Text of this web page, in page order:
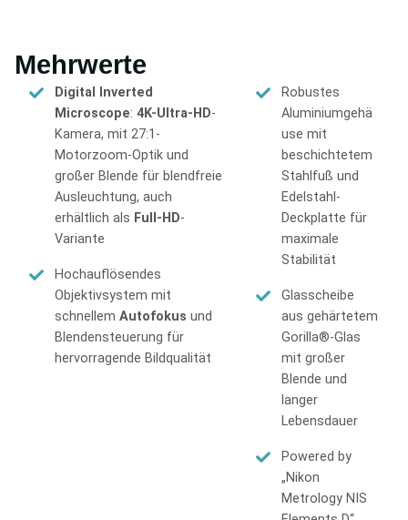
Mehrwerte
Digital Inverted
Microscope: 4K-Ultra-HD-
Kamera, mit 27:1-
Motorzoom-Optik und
großer Blende für blendfreie
Ausleuchtung, auch
erhältlich als Full-HD-
Variante
Hochauflösendes
Objektivsystem mit
schnellem Autofokus und
Blendensteuerung für
hervorragende Bildqualität
Robustes
Aluminiumgehä
use mit
beschichtetem
Stahlfuß und
Edelstahl-
Deckplatte für
maximale
Stabilität
Glasscheibe
aus gehärtetem
Gorilla®-Glas
mit großer
Blende und
langer
Lebensdauer
Powered by
„Nikon
Metrology NIS